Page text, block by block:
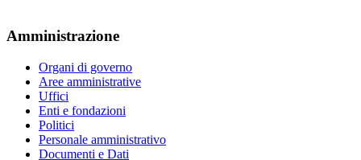
Amministrazione
Organi di governo
Aree amministrative
Uffici
Enti e fondazioni
Politici
Personale amministrativo
Documenti e Dati